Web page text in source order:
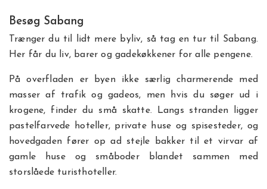
Besøg Sabang
Trænger du til lidt mere byliv, så tag en tur til Sabang.
Her får du liv, barer og gadekøkkener for alle pengene.
På overfladen er byen ikke særlig charmerende med
masser af trafik og gadeos, men hvis du søger ud i
krogene, finder du små skatte. Langs stranden ligger
pastelfarvede hoteller, private huse og spisesteder, og
hovedgaden fører op ad stejle bakker til et virvar af
gamle huse og småboder blandet sammen med
storslåede turisthoteller.